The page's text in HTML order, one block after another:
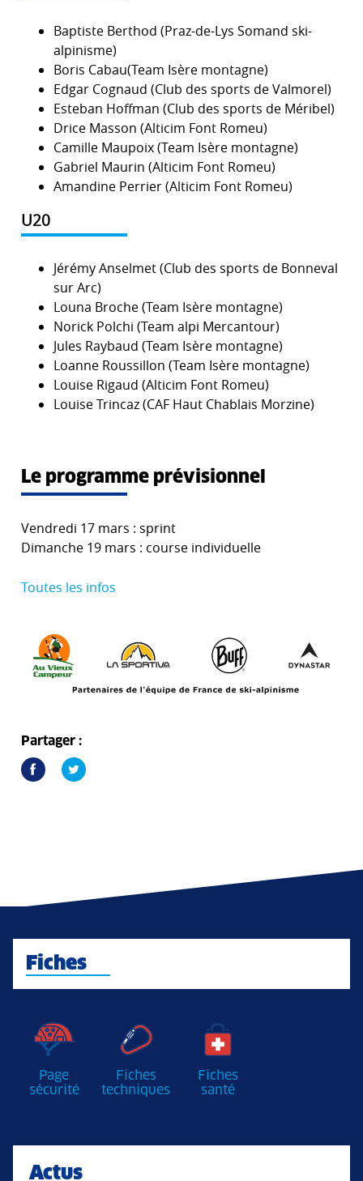
Baptiste Berthod (Praz-de-Lys Somand ski-
alpinisme)
Boris Cabau(Team Isère montagne)
Edgar Cognaud (Club des sports de Valmorel)
Esteban Hoffman (Club des sports de Méribel)
Drice Masson (Alticim Font Romeu)
Camille Maupoix (Team Isère montagne)
Gabriel Maurin (Alticim Font Romeu)
Amandine Perrier (Alticim Font Romeu)
U20
Jérémy Anselmet (Club des sports de Bonneval
sur Arc)
Louna Broche (Team Isère montagne)
Norick Polchi (Team alpi Mercantour)
Jules Raybaud (Team Isère montagne)
Loanne Roussillon (Team Isère montagne)
Louise Rigaud (Alticim Font Romeu)
Louise Trincaz (CAF Haut Chablais Morzine)
Le programme prévisionnel
Vendredi 17 mars : sprint
Dimanche 19 mars : course individuelle
Toutes les infos
Partager :
Fiches
Page
sécurité
Fiches
techniques
Fiches
santé
Actus